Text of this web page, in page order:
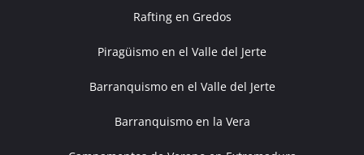
Rafting en Gredos
Piragüismo en el Valle del Jerte
Barranquismo en el Valle del Jerte
Barranquismo en la Vera